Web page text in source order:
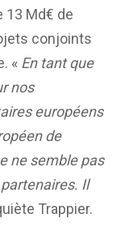
13 Md€ de
conjoints
« En tant que
nos
européens
de
ne semble pas
Il
Trappier.